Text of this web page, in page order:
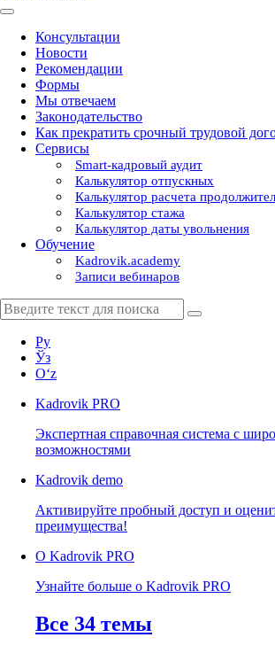
Консультации
Новости
Рекомендации
Формы
Мы отвечаем
Законодательство
Как прекратить срочный трудовой
Сервисы
Smart-кадровый аудит
Калькулятор отпускных
Калькулятор расчета
Калькулятор стажа
Калькулятор даты увольнения
Обучение
Kadrovik.academy
Записи вебинаров
Ру
Ўз
Oʻz
Kadrovik PRO
Экспертная справочная система с
возможностями
Kadrovik demo
Активируйте пробный доступ и
преимущества!
О Kadrovik PRO
Узнайте больше о Kadrovik PRO
Все 34 темы